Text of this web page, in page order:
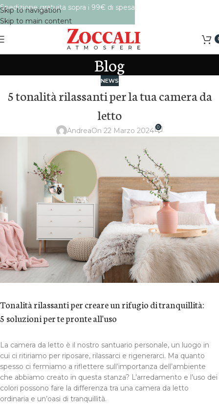
Skip to navigation
Skip to main content
Blog
NEWS
5 tonalità rilassanti per la tua camera da
letto
AndreaOn 22 Marzo 2024 0
Tonalità rilassanti per creare un rifugio di tranquillità:
5 soluzioni per te pronte all'uso
La camera da letto è il nostro santuario personale, un luogo in
cui ci ritiriamo per riposare, rilassarci e rigenerarci. Ma quanto
spesso ci fermiamo a riflettere sull’importanza dell’ambiente
che abbiamo creato in questa stanza? L’arredamento e l’uso dei
colori possono fare la differenza tra una camera da letto
ordinaria e un’oasi di tranquillità.
Spedizione gratuita sopra i 99€ di spesa